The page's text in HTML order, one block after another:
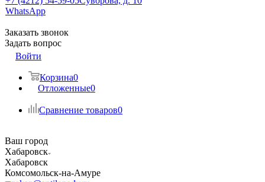
WhatsApp
Заказать звонок
Задать вопрос
Войти
Корзина0
Отложенные0
Сравнение товаров0
Ваш город
Хабаровск
Хабаровск
Комсомольск-на-Амуре